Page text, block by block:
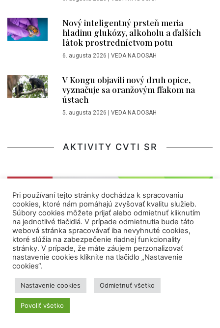
Nový inteligentný prsteň meria
hladinu glukózy, alkoholu a ďalších
látok prostredníctvom potu
6. augusta 2026 VEDA NA DOSAH
V Kongu objavili nový druh opice,
vyznačuje sa oranžovým fľakom na
ústach
5. augusta 2026 VEDA NA DOSAH
AKTIVITY CVTI SR
PODCAST: Láska a dvorenie v minulosti.
Pri používaní tejto stránky dochádza k spracovaniu
cookies, ktoré nám pomáhajú zvyšovať kvalitu služieb.
Súbory cookies môžete prijať alebo odmietnuť kliknutím
na jednotlivé tlačidlá. V prípade odmietnutia bude táto
webová stránka spracovávať iba nevyhnuté cookies,
ktoré slúžia na zabezpečenie riadnej funkcionality
stránky. V prípade, že máte záujem perzonalizovať
nastavenie cookies kliknite na tlačidlo „Nastavenie
cookies“.
Nastavenie cookies Odmietnuť všetko
Povoliť všetko